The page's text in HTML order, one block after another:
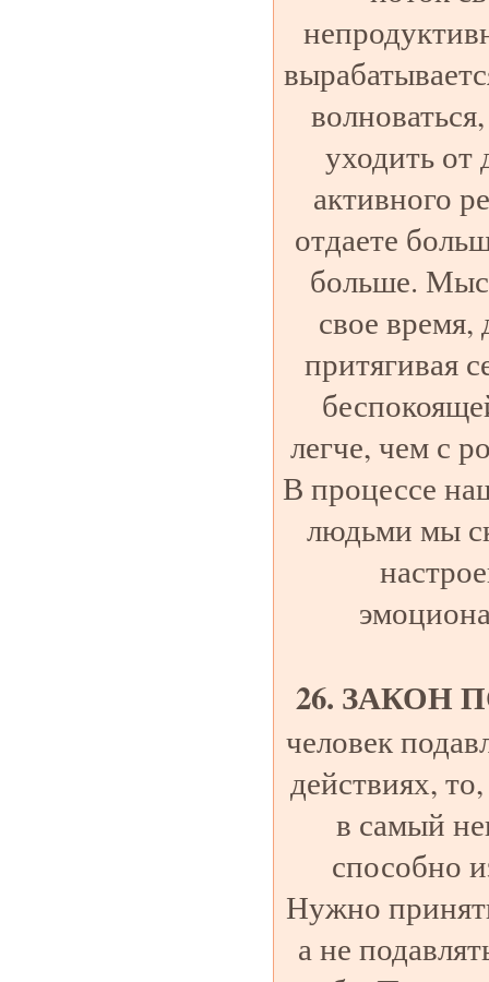
уходить от
активного
отдаете
больше.
свое время,
притягивая
легче, чем с
В процессе
людьми мы
26. ЗАКОН
человек
действиях,
в самый
способно
Нужно
а не